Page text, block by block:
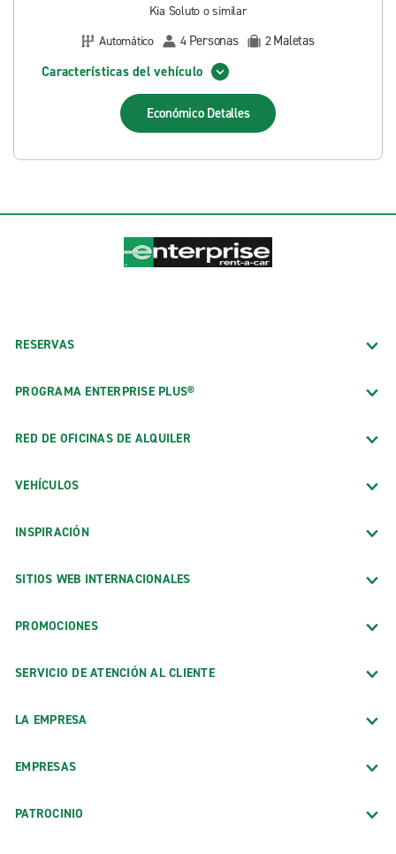
Kia Soluto o similar
Automático
4 Personas 2Maletas
Características del vehículo
Económico Detalles
RESERVAS
PROGRAMA ENTERPRISE PLUS®
RED DE OFICINAS DE ALQUILER
VEHÍCULOS
INSPIRACIÓN
SITIOS WEB INTERNACIONALES
PROMOCIONES
SERVICIO DE ATENCIÓN AL CLIENTE
LA EMPRESA
EMPRESAS
PATROCINIO